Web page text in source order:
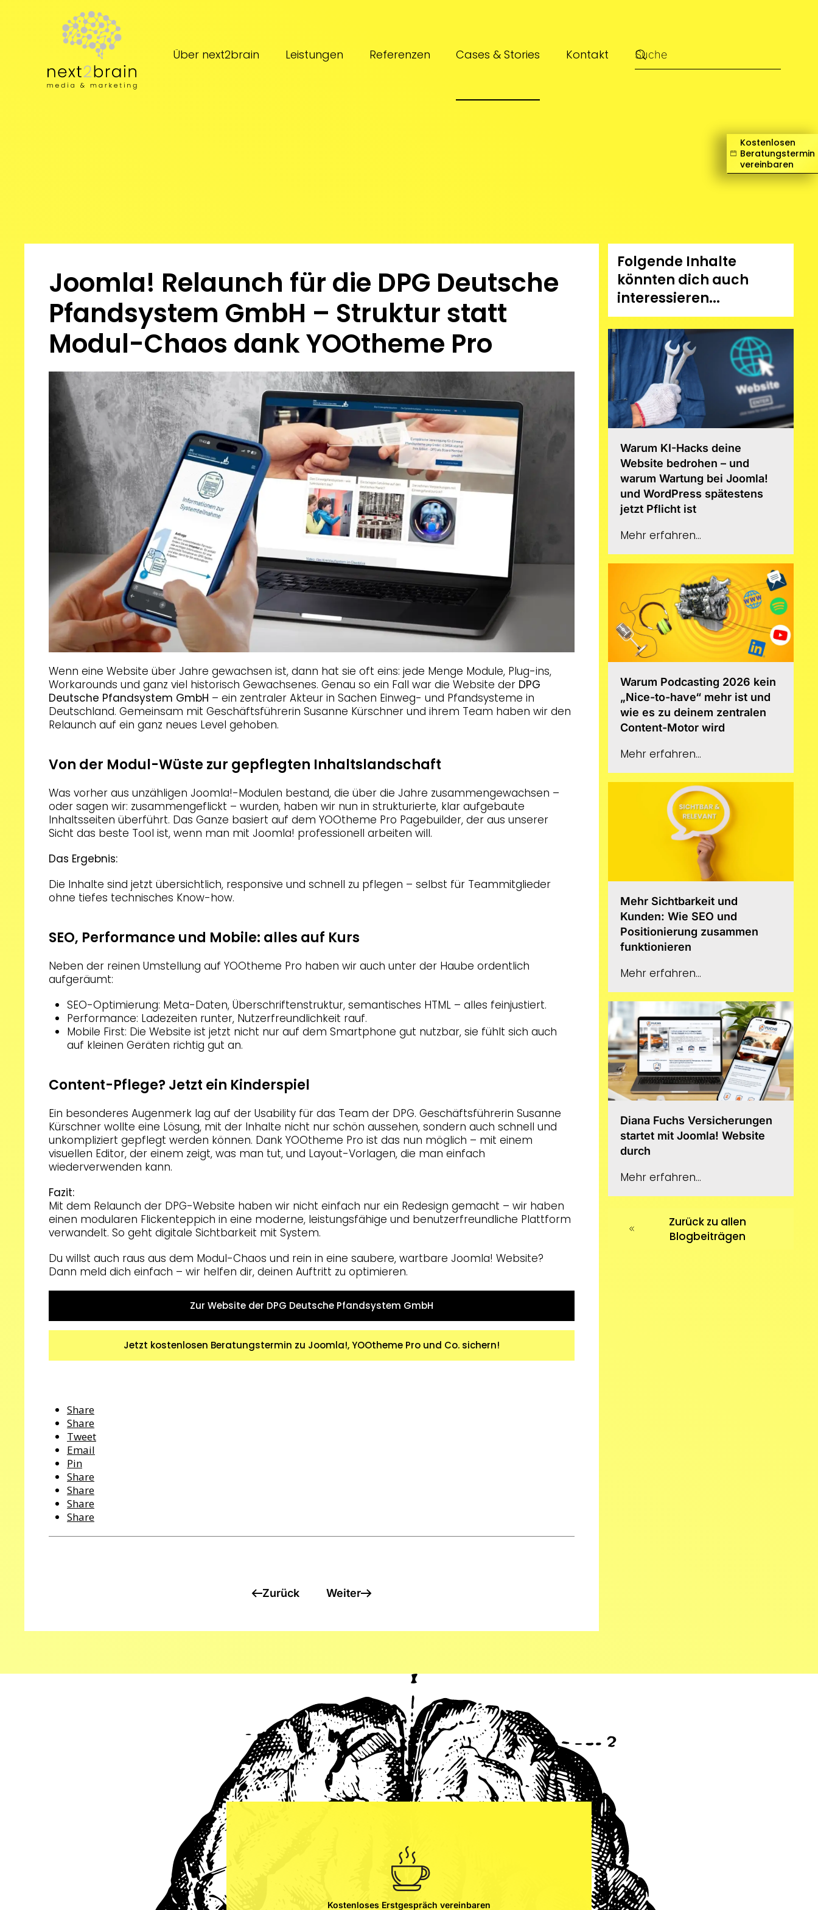
Zum Hauptinhalt springen
Über next2brain Leistungen Referenzen Cases & Stories Kontakt
Joomla! Relaunch für die DPG Deutsche
Pfandsystem GmbH – Struktur statt
Modul-Chaos dank YOOtheme Pro
Wenn eine Website über Jahre gewachsen ist, dann hat sie oft eins: jede Menge Module, Plug-ins,
Workarounds und ganz viel historisch Gewachsenes. Genau so ein Fall war die Website der DPG
Deutsche Pfandsystem GmbH – ein zentraler Akteur in Sachen Einweg- und Pfandsysteme in
Deutschland. Gemeinsam mit Geschäftsführerin Susanne Kürschner und ihrem Team haben wir den
Relaunch auf ein ganz neues Level gehoben.
Von der Modul-Wüste zur gepflegten Inhaltslandschaft
Was vorher aus unzähligen Joomla!-Modulen bestand, die über die Jahre zusammengewachsen –
oder sagen wir: zusammengeflickt – wurden, haben wir nun in strukturierte, klar aufgebaute
Inhaltsseiten überführt. Das Ganze basiert auf dem YOOtheme Pro Pagebuilder, der aus unserer
Sicht das beste Tool ist, wenn man mit Joomla! professionell arbeiten will.
Das Ergebnis:
Die Inhalte sind jetzt übersichtlich, responsive und schnell zu pflegen – selbst für Teammitglieder
ohne tiefes technisches Know-how.
SEO, Performance und Mobile: alles auf Kurs
Neben der reinen Umstellung auf YOOtheme Pro haben wir auch unter der Haube ordentlich
aufgeräumt:
SEO-Optimierung: Meta-Daten, Überschriftenstruktur, semantisches HTML – alles feinjustiert.
Performance: Ladezeiten runter, Nutzerfreundlichkeit rauf.
Mobile First: Die Website ist jetzt nicht nur auf dem Smartphone gut nutzbar, sie fühlt sich auch
auf kleinen Geräten richtig gut an.
Content-Pflege? Jetzt ein Kinderspiel
Ein besonderes Augenmerk lag auf der Usability für das Team der DPG. Geschäftsführerin Susanne
Kürschner wollte eine Lösung, mit der Inhalte nicht nur schön aussehen, sondern auch schnell und
unkompliziert gepflegt werden können. Dank YOOtheme Pro ist das nun möglich – mit einem
visuellen Editor, der einem zeigt, was man tut, und Layout-Vorlagen, die man einfach
wiederverwenden kann.
Fazit:
Mit dem Relaunch der DPG-Website haben wir nicht einfach nur ein Redesign gemacht – wir haben
einen modularen Flickenteppich in eine moderne, leistungsfähige und benutzerfreundliche Plattform
verwandelt. So geht digitale Sichtbarkeit mit System.
Du willst auch raus aus dem Modul-Chaos und rein in eine saubere, wartbare Joomla! Website?
Dann meld dich einfach – wir helfen dir, deinen Auftritt zu optimieren.
Zur Website der DPG Deutsche Pfandsystem GmbH
Jetzt kostenlosen Beratungstermin zu Joomla!, YOOtheme Pro und Co. sichern!
Share
Share
Tweet
Email
Pin
Share
Share
Share
Share
Zurück Weiter
Folgende Inhalte
könnten dich auch
interessieren...
Warum KI-Hacks deine
Website bedrohen – und
warum Wartung bei Joomla!
und WordPress spätestens
jetzt Pflicht ist
Mehr erfahren...
Warum Podcasting 2026 kein
„Nice-to-have“ mehr ist und
wie es zu deinem zentralen
Content-Motor wird
Mehr erfahren...
Mehr Sichtbarkeit und
Kunden: Wie SEO und
Positionierung zusammen
funktionieren
Mehr erfahren...
Diana Fuchs Versicherungen
startet mit Joomla! Website
durch
Mehr erfahren...
Zurück zu allen
Blogbeiträgen
Kostenloses Erstgespräch vereinbaren
Kostenlosen
Beratungstermin
vereinbaren